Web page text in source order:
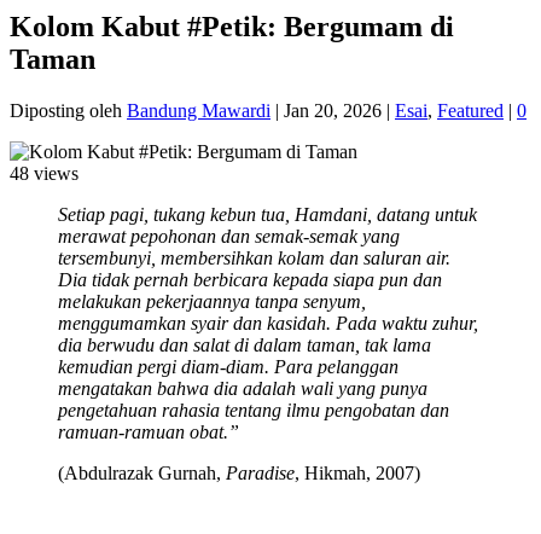
Kolom Kabut #Petik: Bergumam di
Taman
Diposting oleh Bandung Mawardi | Jan 20, 2026 | Esai, Featured | 0
48 views
Setiap pagi, tukang kebun tua, Hamdani, datang untuk
merawat pepohonan dan semak-semak yang
tersembunyi, membersihkan kolam dan saluran air.
Dia tidak pernah berbicara kepada siapa pun dan
melakukan pekerjaannya tanpa senyum,
menggumamkan syair dan kasidah. Pada waktu zuhur,
dia berwudu dan salat di dalam taman, tak lama
kemudian pergi diam-diam. Para pelanggan
mengatakan bahwa dia adalah wali yang punya
pengetahuan rahasia tentang ilmu pengobatan dan
ramuan-ramuan obat.”
(Abdulrazak Gurnah, Paradise, Hikmah, 2007)